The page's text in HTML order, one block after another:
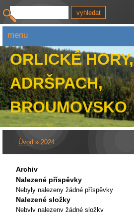
ORLICKÉ HORY,
ADRŠPACH,
BROUMOVSKO
Úvod » 2024
Archiv
Nalezené příspěvky
Nebyly nalezeny žádné příspěvky
Nalezené složky
Nebyly nalezeny žádné složky
menu